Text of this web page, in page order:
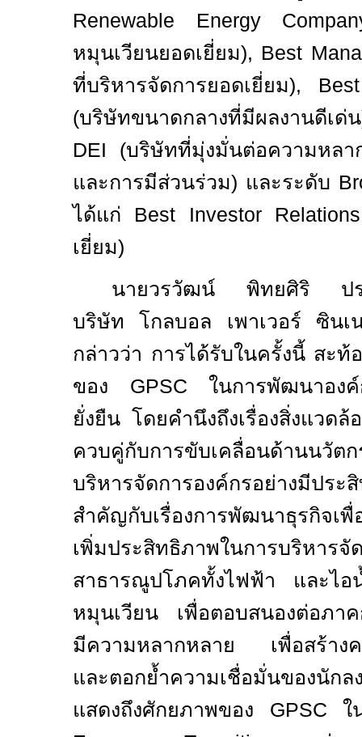
Renewable Energy
หมุนเวียนยอดเยี่ยม), Best
ที่บริหารจัดการยอดเยี่ยม),
(บริษัทขนาดกลางที่มีผลงานดีเด่
DEI (บริษัทที่มุ่งมั่นต่อความหลา
และการมีส่วนร่วม) และระดับ
ได้แก่ Best Investor
เยี่ยม)
นายวรวัฒน์ พิทยศิริ ประ
บริษัท โกลบอล เพาเวอร์ ซิน
กล่าวว่า การได้รับในครั้งนี้ สะท้
ของ GPSC ในการพัฒนาองค์
ยั่งยืน โดยคำนึงถึงเรื่องสิ่งแวด
ควบคู่กับการขับเคลื่อนด้านนวัต
บริหารจัดการองค์กรอย่างมีปร
สำคัญกับเรื่องการพัฒนาธุรกิจเ
เพิ่มประสิทธิภาพในการบริหารจั
สาธารณูปโภคทั้งไฟฟ้า และไ
หมุนเวียน เพื่อตอบสนองต่อภาค
มีความหลากหลาย เพื่อสร้างค
และตอกย้ำความเชื่อมั่นของนั
แสดงถึงศักยภาพของ GPSC ใ